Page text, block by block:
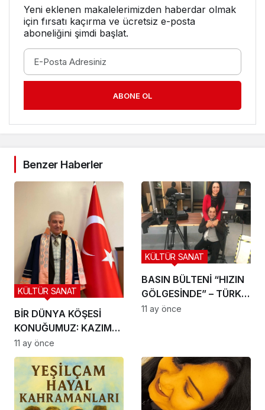
Yeni eklenen makalelerimizden haberdar olmak
için fırsatı kaçırma ve ücretsiz e-posta
aboneliğini şimdi başlat.
ABONE OL
Benzer Haberler
BİR DÜNYA KÖŞESİ
KONUĞUMUZ: KAZIM
ÇANDIR
KÜLTÜR SANAT
11 ay önce
BASIN BÜLTENİ “HIZIN
GÖLGESİNDE” – TÜRK
SİNEMASINDA
KÜLTÜR SANAT
11 ay önce